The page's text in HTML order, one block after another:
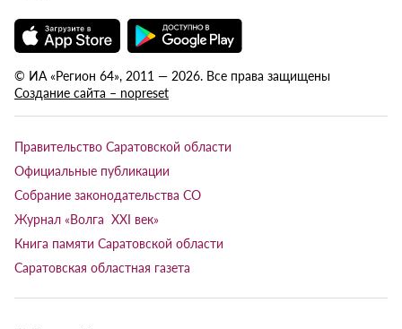
© ИА «Регион 64», 2011 — 2026. Все права защищены
Создание сайта – nopreset
Правительство Саратовской области
Официальные публикации
Собрание законодательства СО
Журнал «Волга XXI век»
Книга памяти Саратовской области
Саратовская областная газета